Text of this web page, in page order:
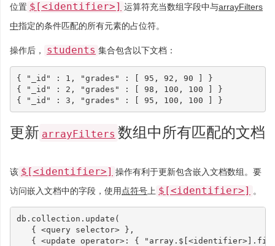
位置 $[<identifier>] 运算符充当数组字段中与arrayFilters
中指定的条件匹配的所有元素的占位符。
操作后， students 集合包含以下文档：
{ "_id" : 1 , "grades" : [ 95 , 92 , 90 ]
}
{
"_id" : 2 , "grades" : [ 98 , 100 , 100 ]
}
{
"_id" : 3 , "grades" : [ 95 , 100 , 100 ] }
更新 arrayFilters 数组中所有匹配的文档
该 $[<identifier>] 操作有利于更新包含嵌入文档数组。要
访问嵌入文档中的字段，使用 点符号 上 $[<identifier>] 。
db . collection . update (
{ <query selector>
},
{ <update operator>: {